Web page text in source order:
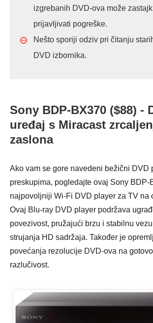
izgrebanih DVD-ova može
prijavljivati pogreške.
Nešto sporiji odziv pri čitanju
DVD izbornika.
Sony BDP-BX370 ($88) -
uređaj s Miracast
zaslona
Ako vam se gore navedeni bežični DVD
preskupima, pogledajte ovaj Sony BDP-
najpovoljniji Wi-Fi DVD player za TV na
Ovaj Blu-ray DVD player podržava
povezivost, pružajući brzu i stabilnu
strujanja HD sadržaja. Također je
povećanja rezolucije DVD-ova na
razlučivost.